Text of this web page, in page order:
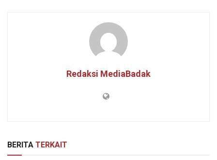
Redaksi MediaBadak
BERITA TERKAIT